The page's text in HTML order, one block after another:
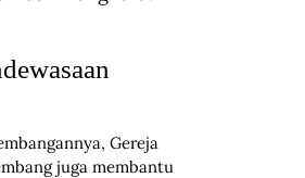
Gereja
juga membantu